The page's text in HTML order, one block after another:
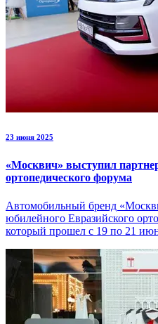
23 июня 2025
«Москвич» выступил
ортопедического форума
Автомобильный бренд
юбилейного Евразийского
который прошел с 19 по 21